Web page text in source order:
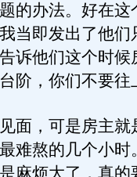
的办法。好在这
当即发出了他们
诉他们这个时候
阶，你们不要往
，可是房主就
难熬的几个小时
麻烦大了，真的